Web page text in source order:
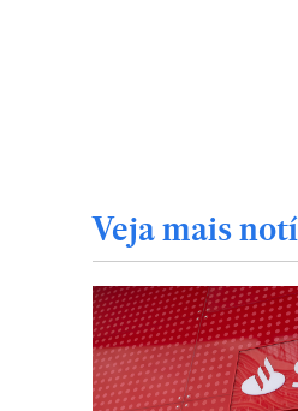
Veja mais